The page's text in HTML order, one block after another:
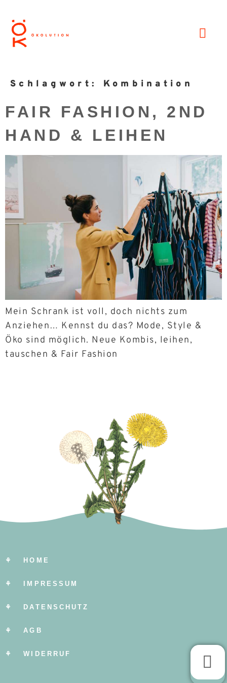
Schlagwort: Kombination
FAIR FASHION, 2ND
HAND & LEIHEN
Mein Schrank ist voll, doch nichts zum
Anziehen… Kennst du das? Mode, Style &
Öko sind möglich. Neue Kombis, leihen,
tauschen & Fair Fashion
⚘ HOME
⚘ IMPRESSUM
⚘ DATENSCHUTZ
⚘ AGB
⚘ WIDERRUF